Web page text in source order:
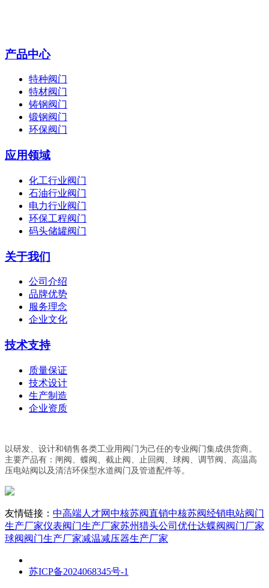
产品中心
特种阀门
特材阀门
铸钢阀门
锻钢阀门
环保阀门
应用领域
化工行业阀门
石油行业阀门
电力行业阀门
环保工程阀门
码头储罐阀门
关于我们
公司介绍
品牌优势
服务理念
企业文化
技术支持
质量保证
技术设计
生产制造
企业资质
以研发、设计和销售各类工业用阀门为己任的专业阀门集成供货商。
主要产品有：闸阀、蝶阀、截止阀、止回阀、球阀、调节阀、高温高
压电站阀以及清洁环保型水道阀门及管道配件等。
友情链接： 中高端人才网中核苏阀直销中核苏阀经销电站阀门
生产厂家仪表阀门生产厂家苏州猎头公司优仕达蝶阀阀门厂家
球阀阀门生产厂家减温减压器生产厂家
苏ICP备2024068345号-1